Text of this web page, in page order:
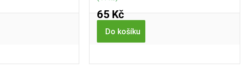
65 Kč
Do košíku